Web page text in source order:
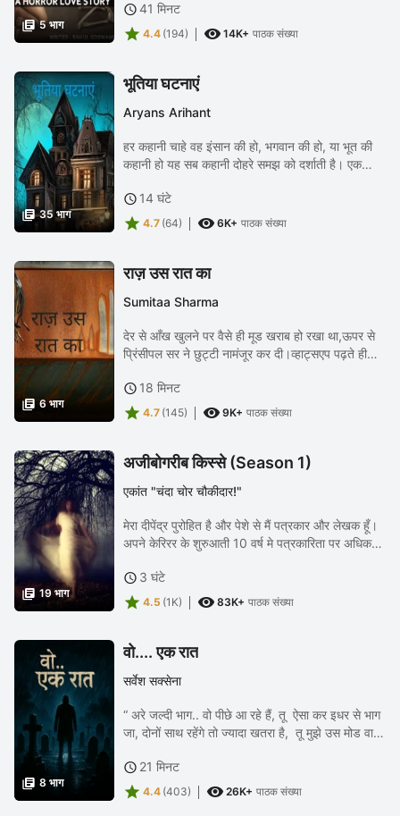
 5 भाग
41 मिनट
 4.4 (194)  14K+ पाठक संख्या
 35 भाग
भूतिया घटनाएं
Aryans Arihant
हर कहानी चाहे वह इंसान की हो, भगवान की हो, या भूत की
कहानी हो यह सब कहानी दोहरे समझ को दर्शाती है। एक
दूसरी भेषभूषा में जो कहानी असल में समझाना...
 14 घंटे
 4.7 (64)  6K+ पाठक संख्या
 6 भाग
राज़ उस रात का
Sumitaa Sharma
देर से आँख खुलने पर वैसे ही मूड खराब हो रखा था,ऊपर से
प्रिंसीपल सर ने छुट्टी नामंजूर कर दी।व्हाट्सएप पढ़ते ही
मन खराब सा हो रहा था ,अजीब से ख़यालात आ...
 18 मिनट
 4.7 (145)  9K+ पाठक संख्या
 19 भाग
अजीबोगरीब किस्से (Season 1)
एकांत "चंदा चोर चौकीदार!"
मेरा दीपेंद्र पुरोहित है और पेशे से मैं पत्रकार और लेखक हूँ।
अपने केरिरर के शुरुआती 10 वर्ष मे पत्रकारिता पर अधिक
लिया था। 5 वर्ष पहले ही मेरी...
 3 घंटे
 4.5 (1K)  83K+ पाठक संख्या
 8 भाग
वो.... एक रात
सर्वेश सक्सेना
“ अरे जल्दी भाग.. वो पीछे आ रहे हैं, तू ऐसा कर इधर से भाग
जा, दोनों साथ रहेंगे तो ज्यादा खतरा है, तू मुझे उस मोड वाले
हुए बब्बन...
 21 मिनट
 4.4 (403)  26K+ पाठक संख्या